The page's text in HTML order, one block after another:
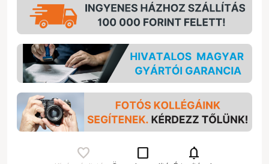
check_box_outline_blank notifications